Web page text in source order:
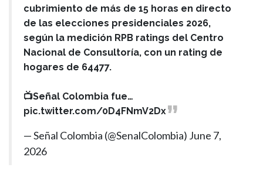
cubrimiento de más de 15 horas en directo
de las elecciones presidenciales 2026,
según la medición RPB ratings del Centro
Nacional de Consultoría, con un rating de
hogares de 64477.
📺Señal Colombia fue…
pic.twitter.com/0D4FNmV2Dx
— Señal Colombia (@SenalColombia) June 7,
2026